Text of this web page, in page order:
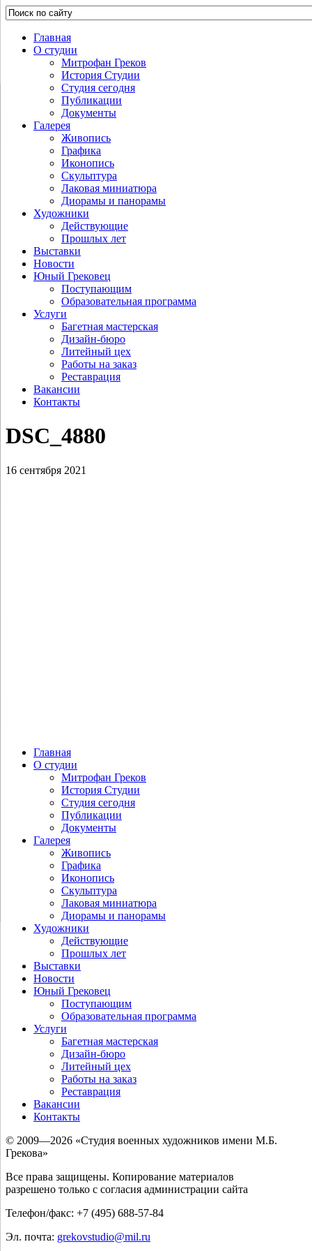
Главная
О студии
Митрофан Греков
История Студии
Студия сегодня
Публикации
Документы
Галерея
Живопись
Графика
Иконопись
Скульптура
Лаковая миниатюра
Диорамы и панорамы
Художники
Действующие
Прошлых лет
Выставки
Новости
Юный Грековец
Поступающим
Образовательная программа
Услуги
Багетная мастерская
Дизайн-бюро
Литейный цех
Работы на заказ
Реставрация
Вакансии
Контакты
DSC_4880
16 сентября 2021
Главная
О студии
Митрофан Греков
История Студии
Студия сегодня
Публикации
Документы
Галерея
Живопись
Графика
Иконопись
Скульптура
Лаковая миниатюра
Диорамы и панорамы
Художники
Действующие
Прошлых лет
Выставки
Новости
Юный Грековец
Поступающим
Образовательная программа
Услуги
Багетная мастерская
Дизайн-бюро
Литейный цех
Работы на заказ
Реставрация
Вакансии
Контакты
© 2009—2026 «Студия военных художников имени М.Б.
Грекова»
Все права защищены. Копирование материалов
разрешено только с согласия администрации сайта
Телефон/факс: +7 (495) 688-57-84
Эл. почта: grekovstudio@mil.ru